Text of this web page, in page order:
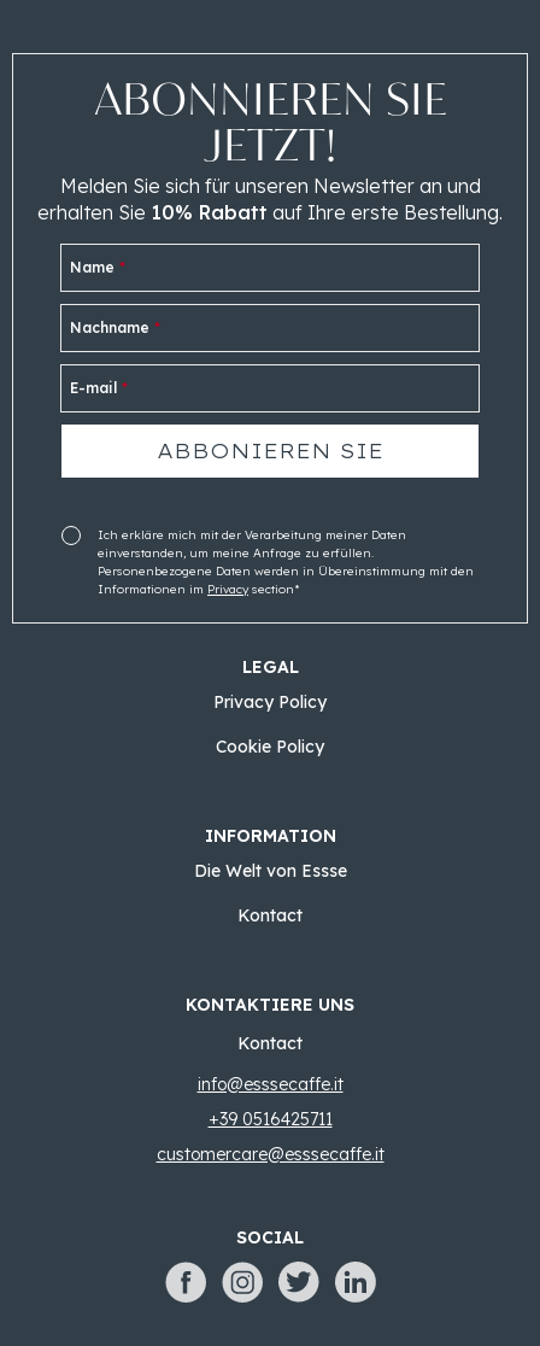
LEGAL
Privacy Policy
Cookie Policy
INFORMATION
Die Welt von Essse
Kontact
KONTAKTIERE UNS
Kontact
info@esssecaffe.it
+39 0516425711
customercare@esssecaffe.it
SOCIAL
ABONNIEREN SIE
JETZT!
Melden Sie sich für unseren Newsletter an und
erhalten Sie 10% Rabatt auf Ihre erste Bestellung.
Name *
Nachname *
E-mail *
Ich erkläre mich mit der Verarbeitung meiner Daten
einverstanden, um meine Anfrage zu erfüllen.
Personenbezogene Daten werden in Übereinstimmung mit den
Informationen im Privacysection*